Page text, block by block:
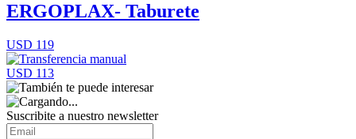
ERGOPLAX- Taburete
USD 119
USD 113
Suscribite a nuestro newsletter